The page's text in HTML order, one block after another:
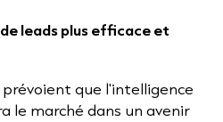
leads plus efficace et
prévoient que l'intelligence
le marché dans un avenir